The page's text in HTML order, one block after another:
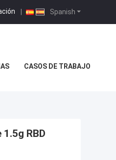
Spanish
|
CASOS DE TRABAJO
RBD